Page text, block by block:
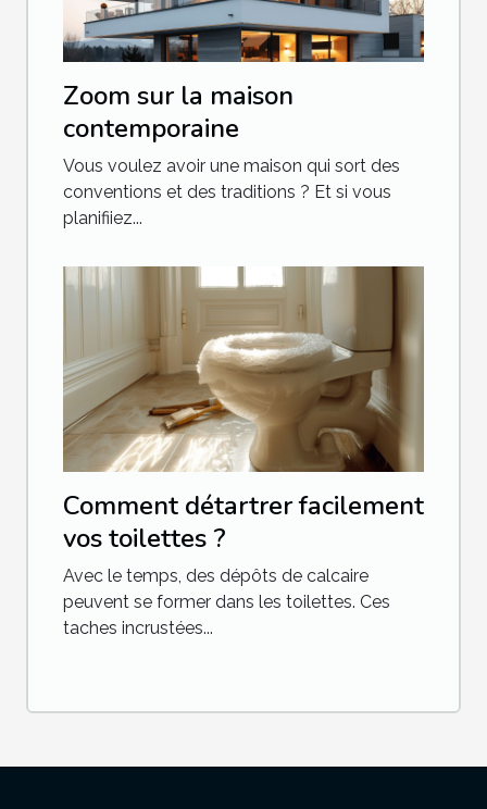
Zoom sur la maison
contemporaine
Vous voulez avoir une maison qui sort des
conventions et des traditions ? Et si vous
planifiiez...
Comment détartrer facilement
vos toilettes ?
Avec le temps, des dépôts de calcaire
peuvent se former dans les toilettes. Ces
taches incrustées...